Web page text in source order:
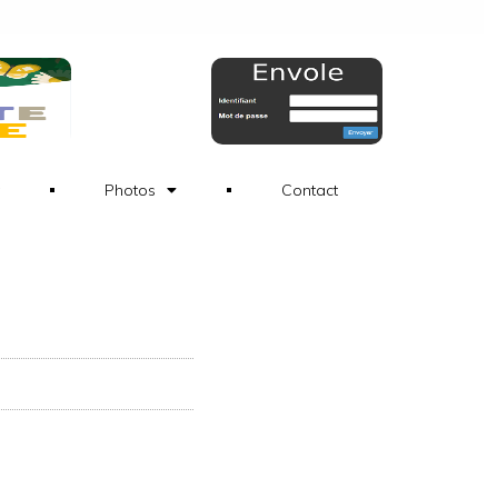
Photos Contact